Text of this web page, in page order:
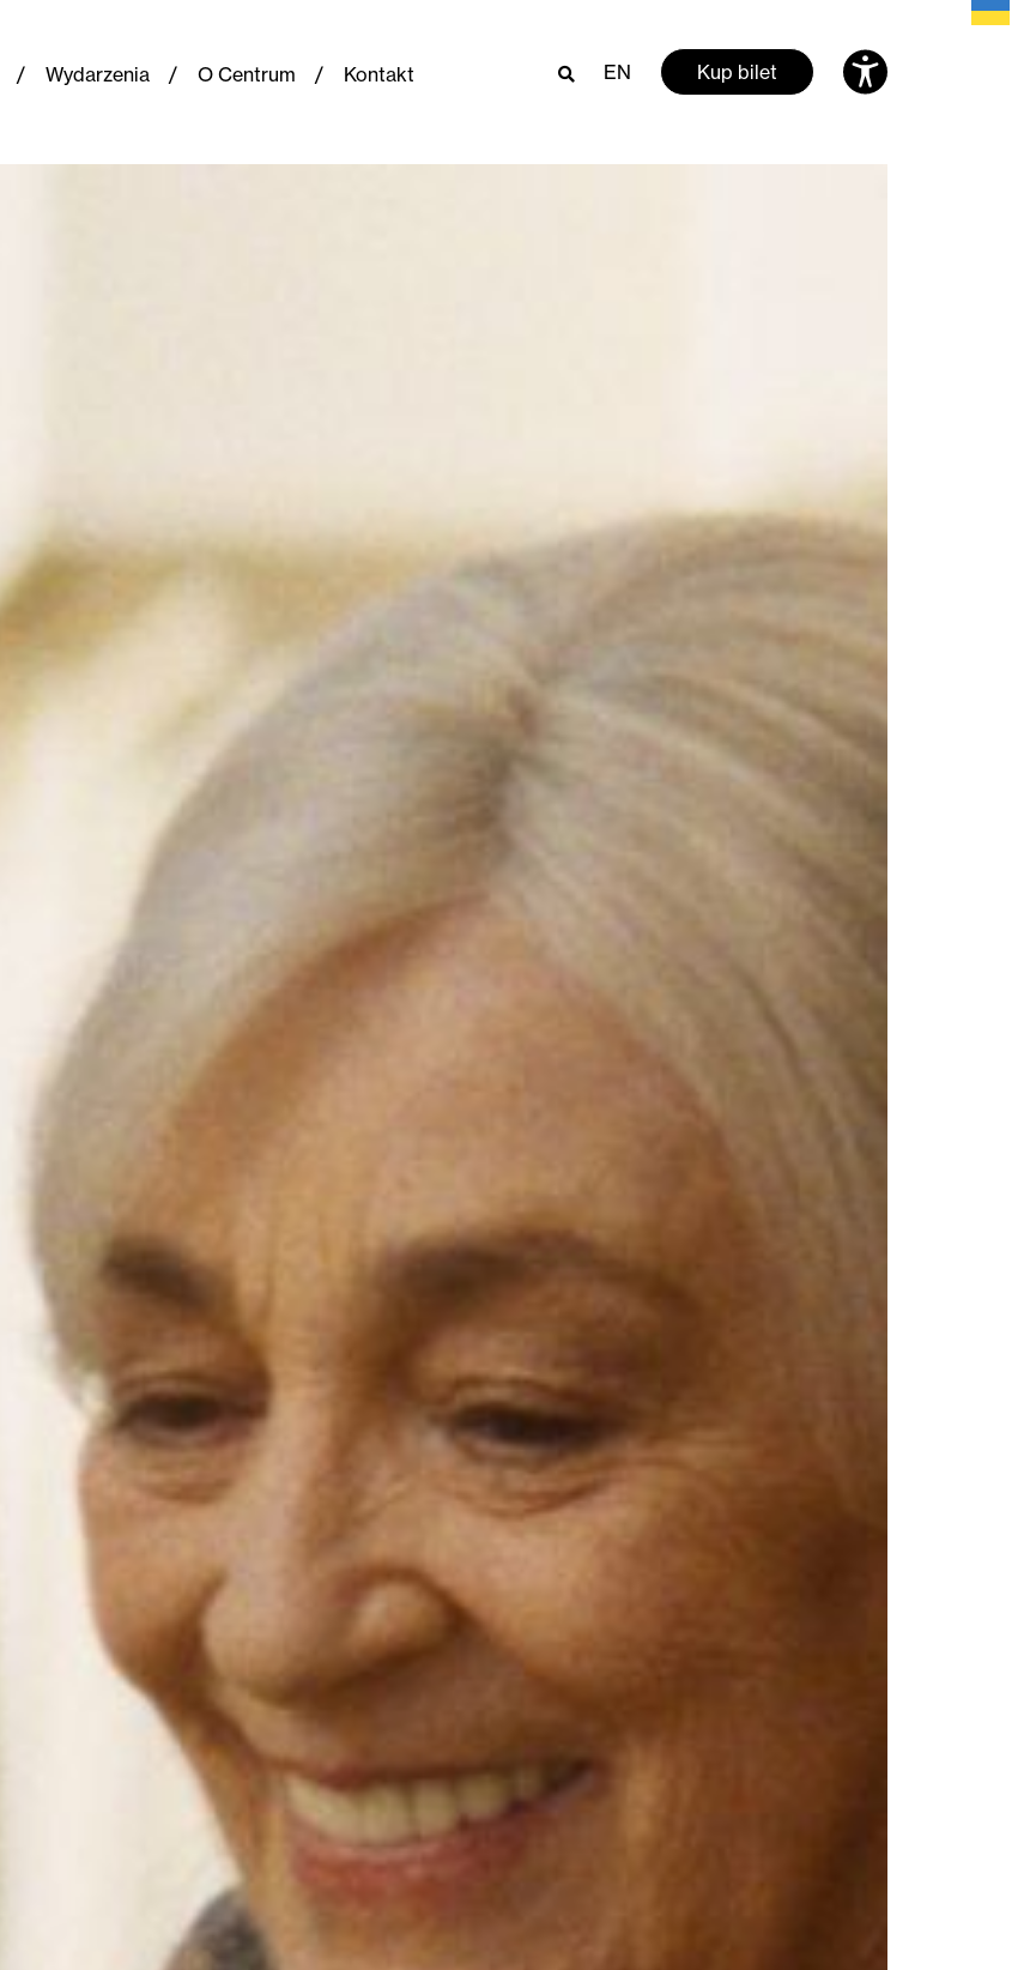
Wydarzenia O Centrum Kontakt EN Kup bilet